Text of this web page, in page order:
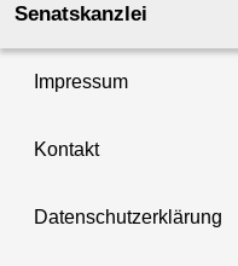
Senatskanzlei
Impressum
Kontakt
Datenschutzerklärung